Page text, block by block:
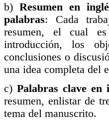
b) Resumen en
palabras: Cada
resumen, el cual
introducción, los
conclusiones o
una idea completa del
c)Palabras clave en
resumen, enlistar de
tema del manuscrito.